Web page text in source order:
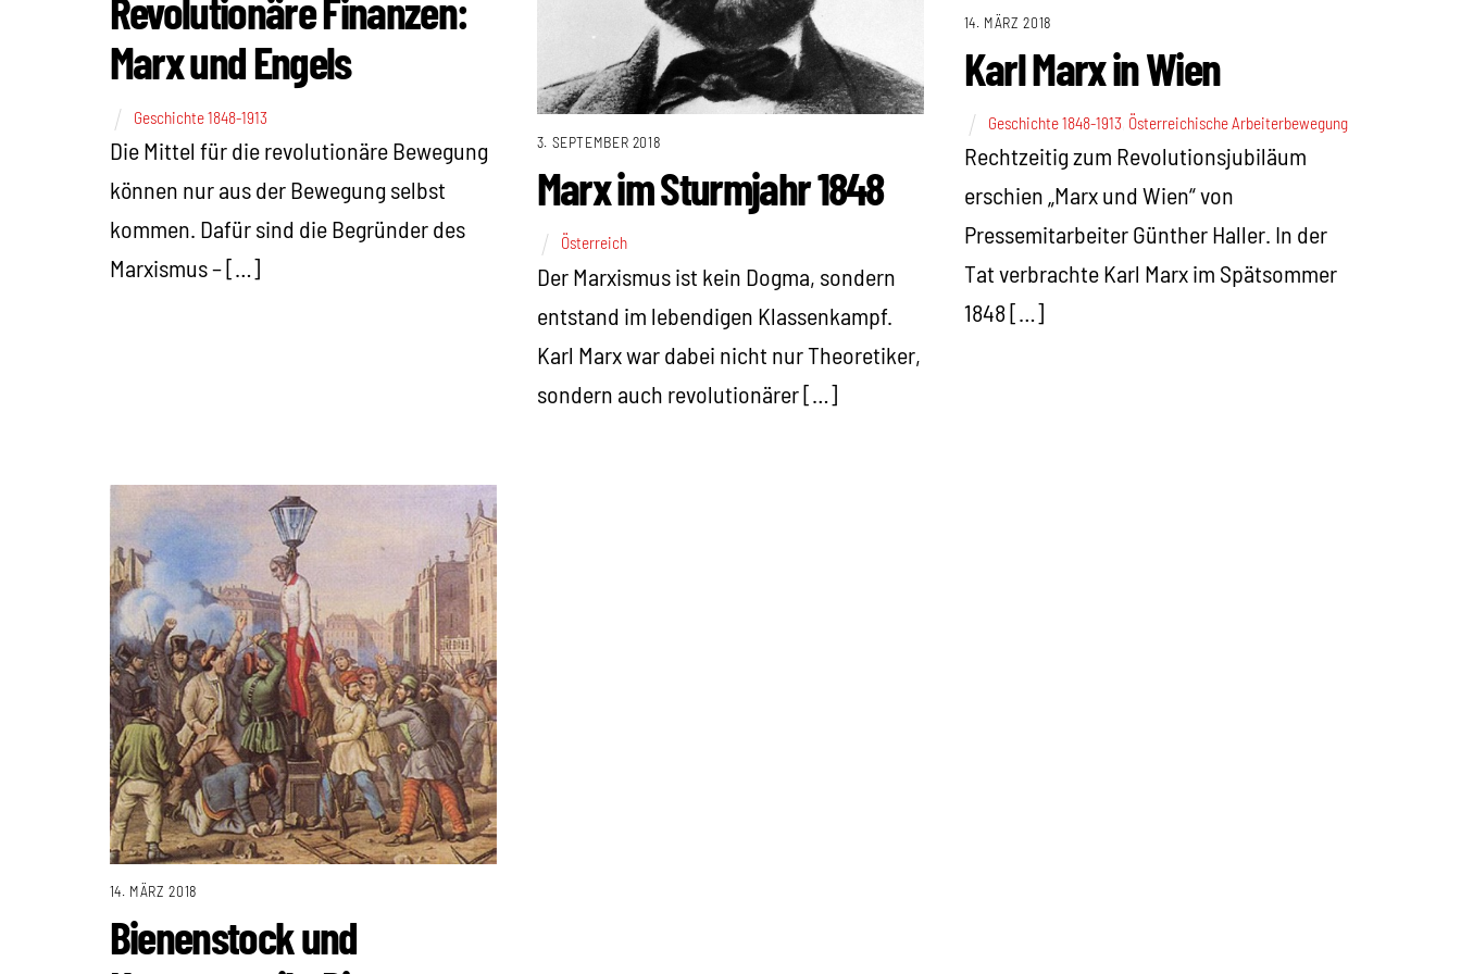
Revolutionäre Finanzen:
Marx und Engels
Geschichte 1848-1913
Die Mittel für die revolutionäre Bewegung
können nur aus der Bewegung selbst
kommen. Dafür sind die Begründer des
Marxismus – […]
3. SEPTEMBER 2018
Marx im Sturmjahr 1848
Österreich
Der Marxismus ist kein Dogma, sondern
entstand im lebendigen Klassenkampf.
Karl Marx war dabei nicht nur Theoretiker,
sondern auch revolutionärer […]
14. MÄRZ 2018
Karl Marx in Wien
Geschichte 1848-1913 Österreichische Arbeiterbewegung
Rechtzeitig zum Revolutionsjubiläum
erschien „Marx und Wien“ von
Pressemitarbeiter Günther Haller. In der
Tat verbrachte Karl Marx im Spätsommer
1848 […]
14. MÄRZ 2018
Bienenstock und